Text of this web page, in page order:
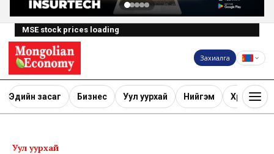
MSE stock prices loading
Захиалга
Эдийн засаг Бизнес Уул уурхай Нийгэм Хөрөнгө
Уул уурхай